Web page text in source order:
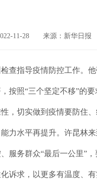
11-28 来源：新华日
查指导疫情防控工作。
按照“三个坚定不移”的
，切实做到疫情要防住、
力水平再提升。许昆林
服务群众“最后一公里”
诉求，以更多有温度、